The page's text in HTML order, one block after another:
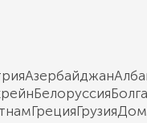
Азербайджан
Белоруссия
ГрецияГрузия